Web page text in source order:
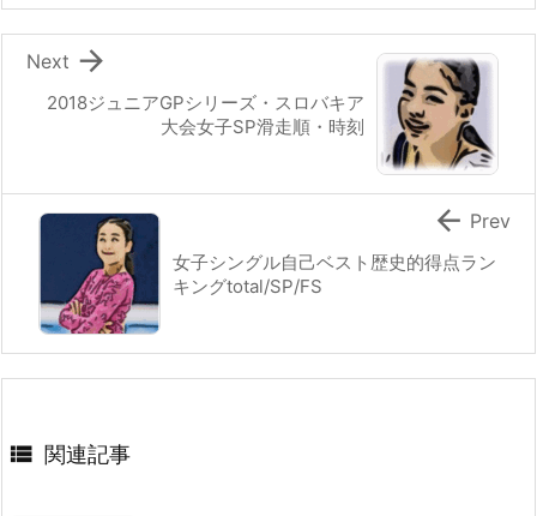
2018ジュニアGPシリーズ・スロバキア
大会女子SP滑走順・時刻

Next
女子シングル自己ベスト歴史的得点ラン
キングtotal/SP/FS
 Prev
 関連記事